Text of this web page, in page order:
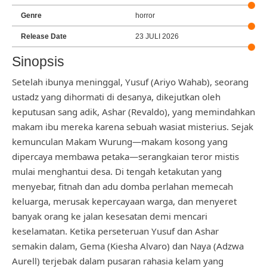
Genre horror
Release Date 23 JULI 2026
Sinopsis
Setelah ibunya meninggal, Yusuf (Ariyo Wahab), seorang
ustadz yang dihormati di desanya, dikejutkan oleh
keputusan sang adik, Ashar (Revaldo), yang memindahkan
makam ibu mereka karena sebuah wasiat misterius. Sejak
kemunculan Makam Wurung—makam kosong yang
dipercaya membawa petaka—serangkaian teror mistis
mulai menghantui desa. Di tengah ketakutan yang
menyebar, fitnah dan adu domba perlahan memecah
keluarga, merusak kepercayaan warga, dan menyeret
banyak orang ke jalan kesesatan demi mencari
keselamatan. Ketika perseteruan Yusuf dan Ashar
semakin dalam, Gema (Kiesha Alvaro) dan Naya (Adzwa
Aurell) terjebak dalam pusaran rahasia kelam yang